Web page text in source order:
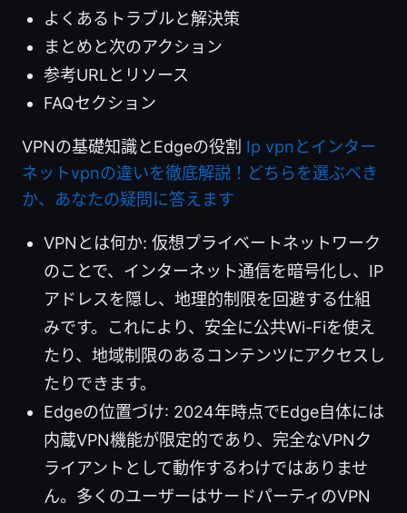
よくあるトラブルと解決策
まとめと次のアクション
参考URLとリソース
FAQセクション
VPNの基礎知識とEdgeの役割 Ip vpnとインター
ネットvpnの違いを徹底解説！どちらを選ぶべき
か、あなたの疑問に答えます
VPNとは何か: 仮想プライベートネットワーク
のことで、インターネット通信を暗号化し、IP
アドレスを隠し、地理的制限を回避する仕組
みです。これにより、安全に公共Wi-Fiを使え
たり、地域制限のあるコンテンツにアクセスし
たりできます。
Edgeの位置づけ: 2024年時点でEdge自体には
内蔵VPN機能が限定的であり、完全なVPNク
ライアントとして動作するわけではありませ
ん。多くのユーザーはサードパーティのVPN